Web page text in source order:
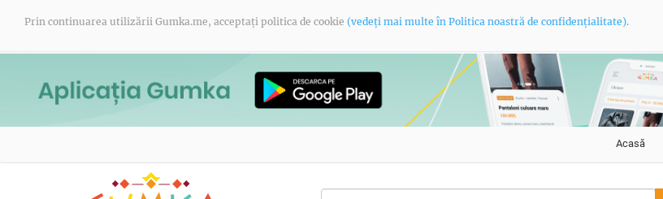
Prin continuarea utilizării Gumka.me, acceptați politica de cookie (vedeți mai multe în Politica noastră de confidențialitate).
Acasă